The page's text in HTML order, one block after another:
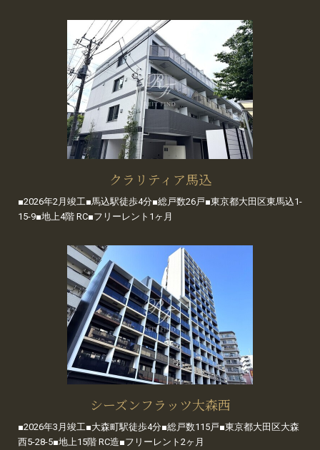
クラリティア馬込
■2026年2月竣工■馬込駅徒歩4分■総戸数26戸■東京都大田区東馬込1-
15-9■地上4階 RC■フリーレント1ヶ月
シーズンフラッツ大森西
■2026年3月竣工■大森町駅徒歩4分■総戸数115戸■東京都大田区大森
西5-28-5■地上15階 RC造■フリーレント2ヶ月